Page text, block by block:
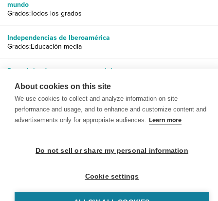
mundo
Grados:Todos los grados
Independencias de Iberoamérica
Grados:Educación media
Descubriendo preguntas esenciales
© 1999-2026 BrainPOP. Todos los derechos reservados.
BrainPOP Maestros is proudly powered byWordPress. Built bySlipFire Web Development
About cookies on this site
We use cookies to collect and analyze information on site
performance and usage, and to enhance and customize content and
advertisements only for appropriate audiences. Learn more
Do not sell or share my personal information
Cookie settings